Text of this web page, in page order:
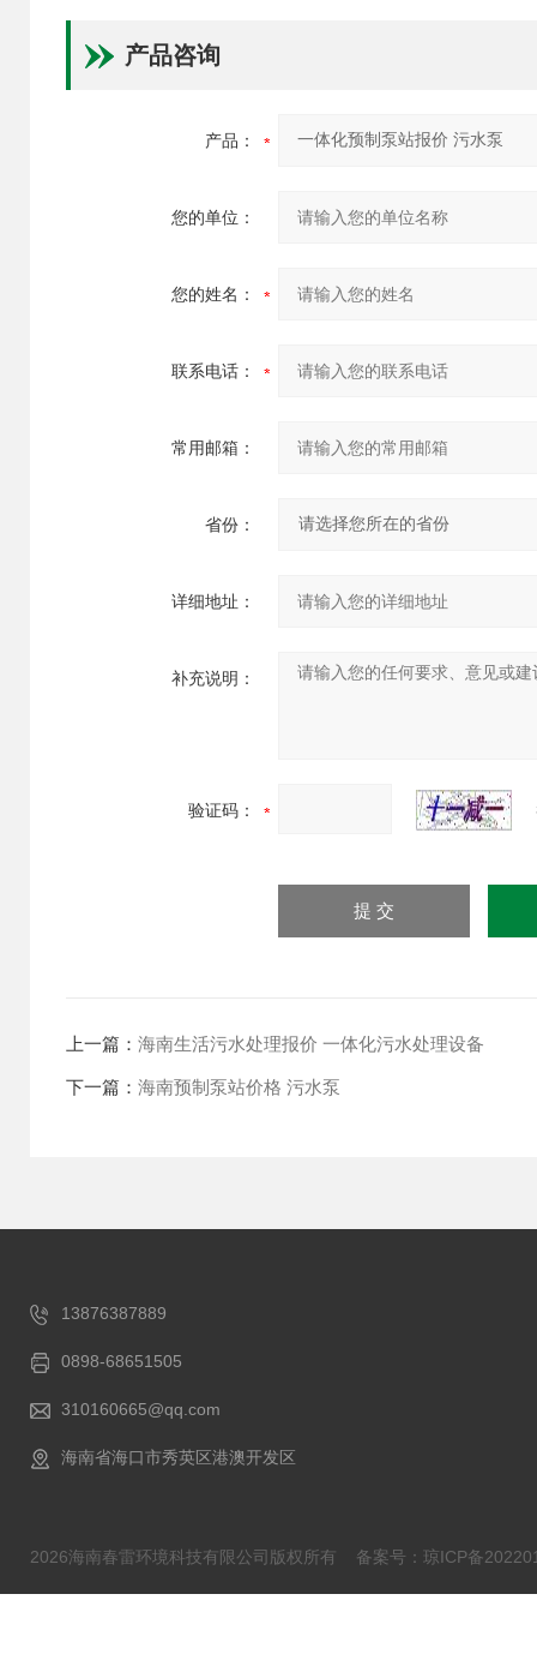
产品咨询
产品：
您的单位：
您的姓名：
联系电话：
常用邮箱：
省份：
详细地址：
补充说明：
验证码：
上一篇： 海南生活污水处理报价 一体化污水处理设备
下一篇： 海南预制泵站价格 污水泵
13876387889
0898-68651505
310160665@qq.com
海南省海口市秀英区港澳开发区
2026海南春雷环境科技有限公司版权所有 备案号：琼ICP备